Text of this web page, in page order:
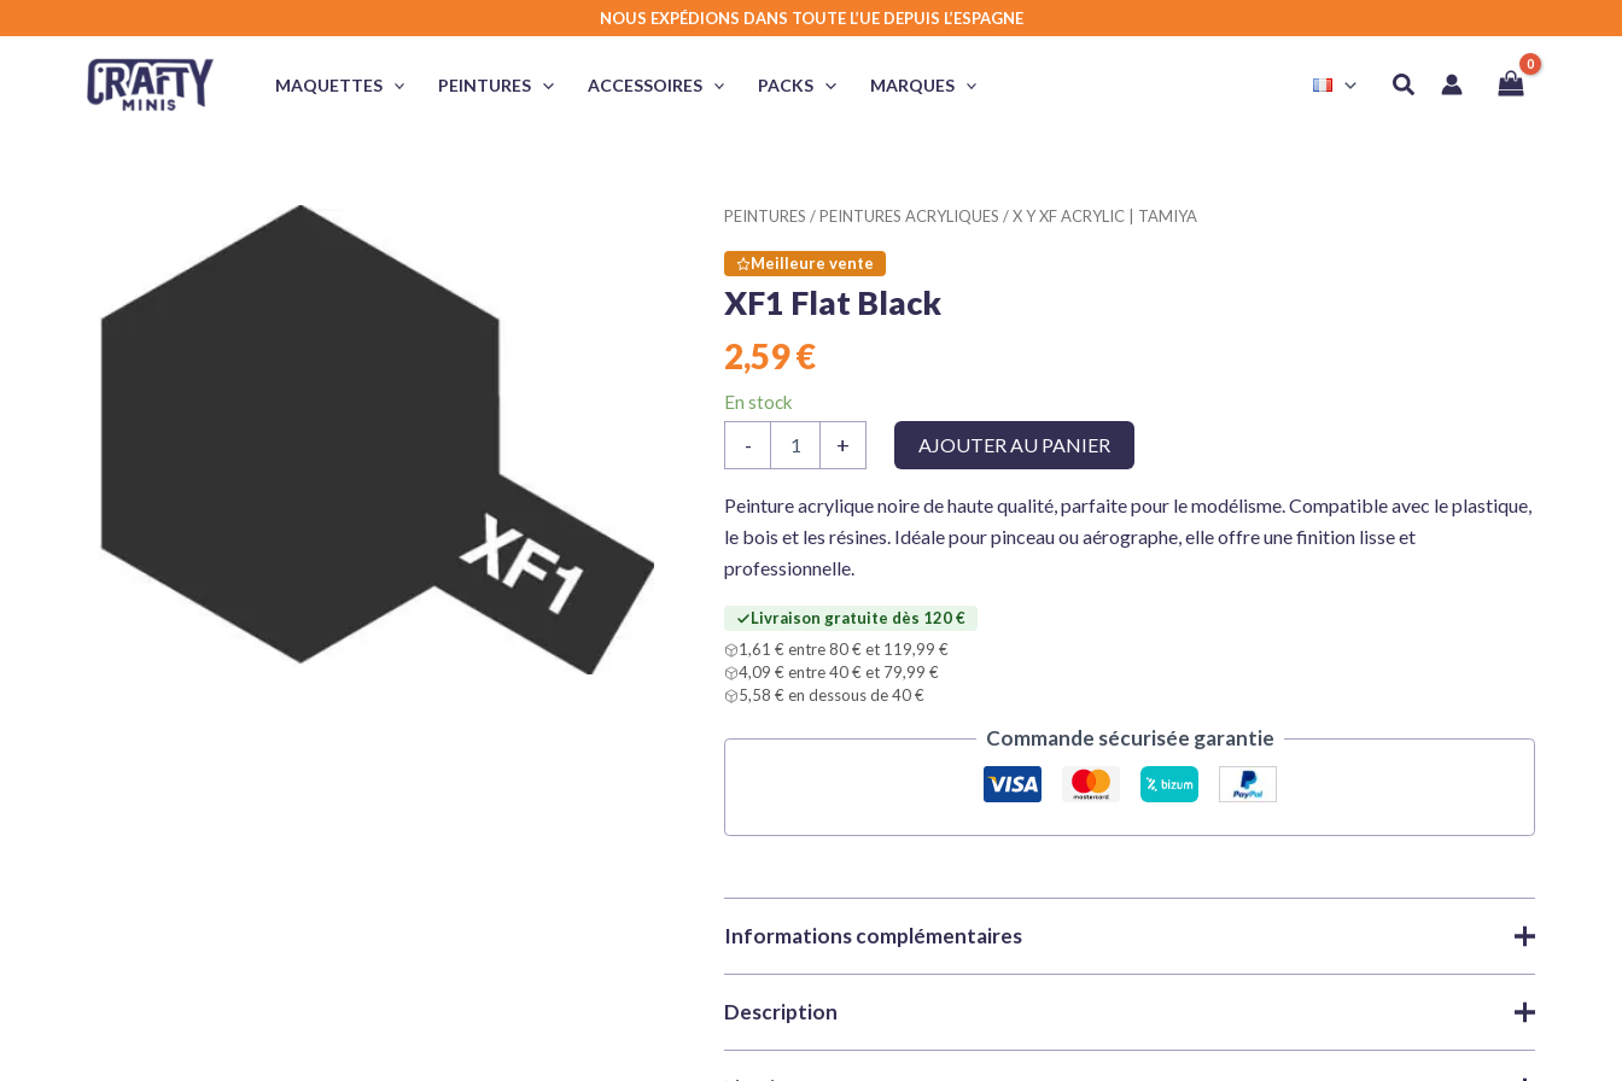
NOUS EXPÉDIONS DANS TOUTE L’UE DEPUIS L’ESPAGNE
MAQUETTES PEINTURES ACCESSOIRES PACKS MARQUES Rechercher
PEINTURES /PEINTURES ACRYLIQUES /X Y XF ACRYLIC | TAMIYA
Meilleure vente
XF1 Flat Black
2,59€
En stock
-
Flat
Black
+ AJOUTER AU PANIER
Peinture acrylique noire de haute qualité, parfaite pour le modélisme. Compatible avec le plastique,
le bois et les résines. Idéale pour pinceau ou aérographe, elle offre une finition lisse et
professionnelle.
Livraison gratuite dès 120 €
1,61 € entre 80 € et 119,99 €
4,09 € entre 40 € et 79,99 €
5,58 € en dessous de 40 €
Commande sécurisée garantie
Informations complémentaires
Marque
Catégories
Peintures,Peintures acryliques,X y XF Acrylic | Tamiya
Description